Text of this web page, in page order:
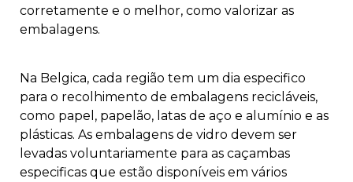
corretamente e o melhor, como valorizar as
embalagens.
Na Belgica, cada região tem um dia especifico
para o recolhimento de embalagens recicláveis,
como papel, papelão, latas de aço e alumínio e as
plásticas. As embalagens de vidro devem ser
levadas voluntariamente para as caçambas
especificas que estão disponíveis em vários